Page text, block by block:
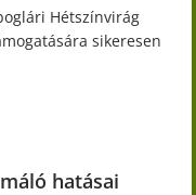
Hétszínvirág
sikeresen
hatásai